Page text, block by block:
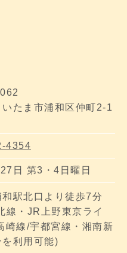
たま市浦和区仲町2-1
4354
日 第3・4日曜日
和駅北口より徒歩7分
線・JR上野東京ライ
崎線/宇都宮線・湘南新
利用可能)